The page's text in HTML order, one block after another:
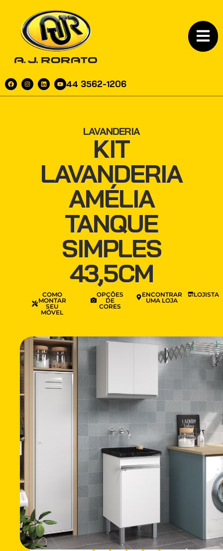
44 3562-1206
LAVANDERIA
KIT
LAVANDERIA
AMÉLIA
TANQUE
SIMPLES
43,5CM
COMO
MONTAR
SEU
MÓVEL
OPÇÕES
DE
CORES
ENCONTRAR
UMA LOJA
LOJISTA